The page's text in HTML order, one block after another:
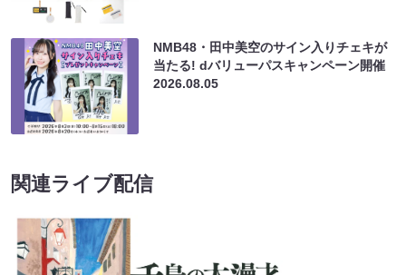
NMB48・田中美空のサイン入りチェキが
当たる! dバリューパスキャンペーン開催
2026.08.05
関連ライブ配信